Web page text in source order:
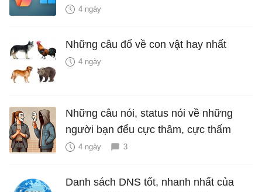
năng mới Hữu Ích
4 ngày
Những câu đố về con vật hay nhất
4 ngày
Những câu nói, status nói về những
người bạn đểu cực thâm, cực thấm
4 ngày 3
Danh sách DNS tốt, nhanh nhất của